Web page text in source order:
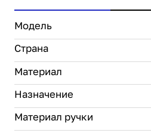
Модель
Страна
Материал
Назначение
Материал ручки